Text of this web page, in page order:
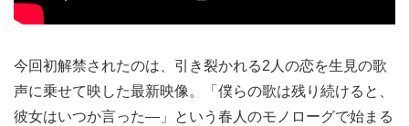
今回初解禁されたのは、引き裂かれる2人の恋を生見の歌
声に乗せて映した最新映像。「僕らの歌は残り続けると、
彼女はいつか言った―」という春人のモノローグで始まる